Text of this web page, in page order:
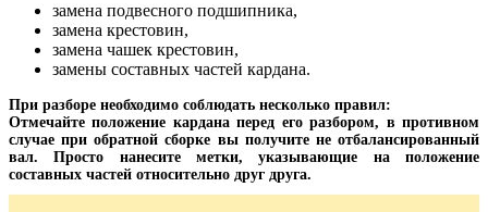
замена подвесного подшипника,
замена крестовин,
замена чашек крестовин,
замены составных частей кардана.
При разборе необходимо соблюдать несколько правил:
Отмечайте положение кардана перед его разбором, в противном
случае при обратной сборке вы получите не отбалансированный
вал. Просто нанесите метки, указывающие на положение
составных частей относительно друг друга.